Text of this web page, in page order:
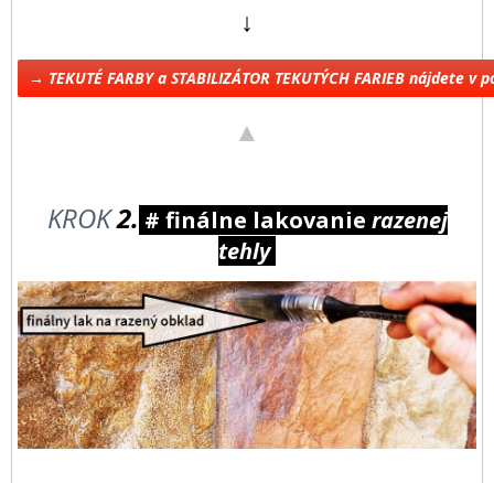
↓
→ TEKUTÉ FARBY a STABILIZÁTOR TEKUTÝCH FARIEB nájdete
▲
KROK2. # finálne lakovanie razenej
tehly